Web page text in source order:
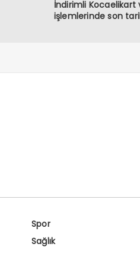
İndirimli Kocaelikart
işlemlerinde son
Spor
Sağlık